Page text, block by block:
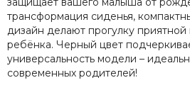
трансформация сиденья,
дизайн делают прогулку приятной
ребёнка. Черный цвет
универсальность модели –
современных родителей!